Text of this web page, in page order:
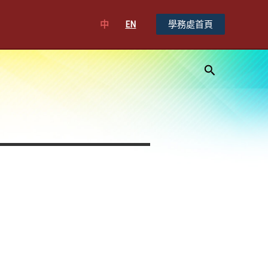
中 EN 學務處首頁
搜
尋